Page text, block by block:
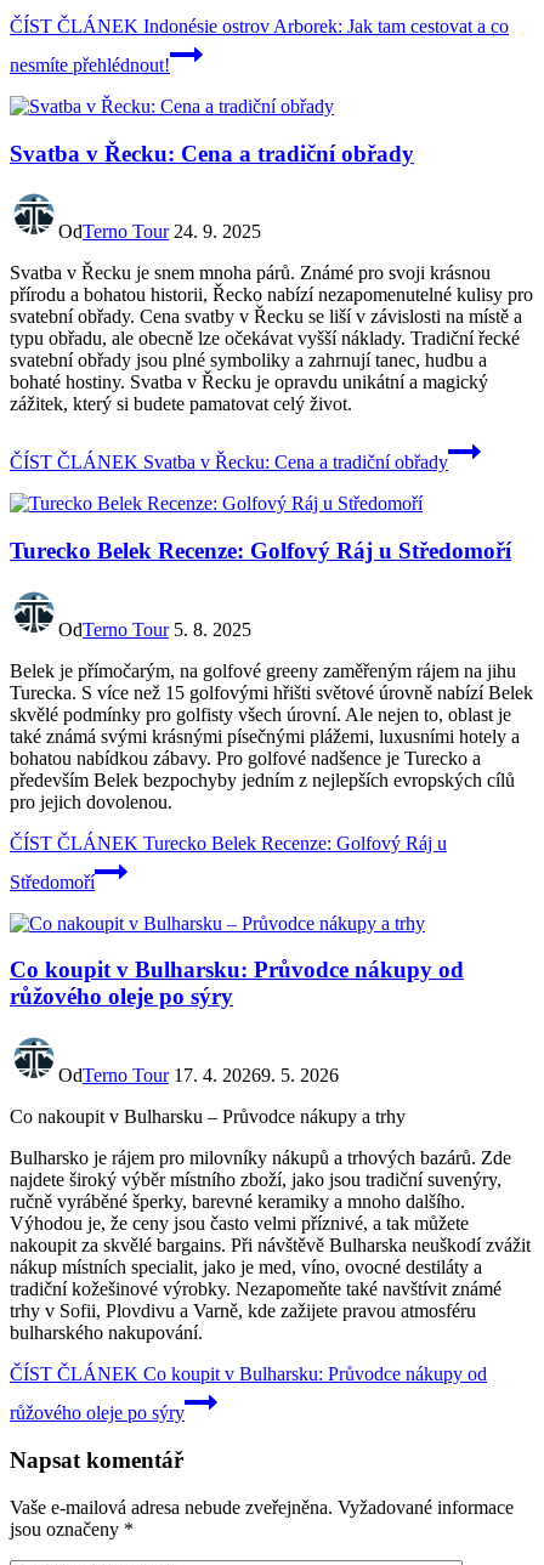
ČÍST ČLÁNEK Indonésie ostrov Arborek: Jak tam cestovat a co
nesmíte přehlédnout!
Svatba v Řecku: Cena a tradiční obřady
OdTerno Tour 24. 9. 2025
Svatba v Řecku je snem mnoha párů. Známé pro svoji krásnou
přírodu a bohatou historii, Řecko nabízí nezapomenutelné kulisy pro
svatební obřady. Cena svatby v Řecku se liší v závislosti na místě a
typu obřadu, ale obecně lze očekávat vyšší náklady. Tradiční řecké
svatební obřady jsou plné symboliky a zahrnují tanec, hudbu a
bohaté hostiny. Svatba v Řecku je opravdu unikátní a magický
zážitek, který si budete pamatovat celý život.
ČÍST ČLÁNEK Svatba v Řecku: Cena a tradiční obřady
Turecko Belek Recenze: Golfový Ráj u Středomoří
OdTerno Tour 5. 8. 2025
Belek je přímočarým, na golfové greeny zaměřeným rájem na jihu
Turecka. S více než 15 golfovými hřišti světové úrovně nabízí Belek
skvělé podmínky pro golfisty všech úrovní. Ale nejen to, oblast je
také známá svými krásnými písečnými plážemi, luxusními hotely a
bohatou nabídkou zábavy. Pro golfové nadšence je Turecko a
především Belek bezpochyby jedním z nejlepších evropských cílů
pro jejich dovolenou.
ČÍST ČLÁNEK Turecko Belek Recenze: Golfový Ráj u
Středomoří
Co koupit v Bulharsku: Průvodce nákupy od
růžového oleje po sýry
OdTerno Tour 17. 4. 20269. 5. 2026
Co nakoupit v Bulharsku – Průvodce nákupy a trhy
Bulharsko je rájem pro milovníky nákupů a trhových bazárů. Zde
najdete široký výběr místního zboží, jako jsou tradiční suvenýry,
ručně vyráběné šperky, barevné keramiky a mnoho dalšího.
Výhodou je, že ceny jsou často velmi příznivé, a tak můžete
nakoupit za skvělé bargains. Při návštěvě Bulharska neuškodí zvážit
nákup místních specialit, jako je med, víno, ovocné destiláty a
tradiční kožešinové výrobky. Nezapomeňte také navštívit známé
trhy v Sofii, Plovdivu a Varně, kde zažijete pravou atmosféru
bulharského nakupování.
ČÍST ČLÁNEK Co koupit v Bulharsku: Průvodce nákupy od
růžového oleje po sýry
Napsat komentář
Vaše e-mailová adresa nebude zveřejněna. Vyžadované informace
jsou označeny *